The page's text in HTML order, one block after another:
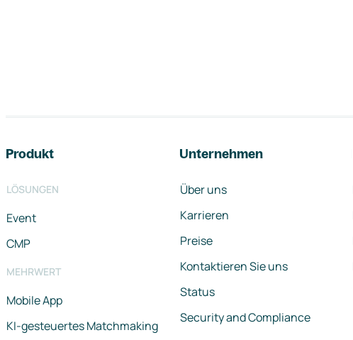
Produkt
LÖSUNGEN
Event
CMP
MEHRWERT
Mobile App
KI-gesteuertes Matchmaking
Unternehmen
Über uns
Karrieren
Preise
Kontaktieren Sie uns
Status
Security and Compliance